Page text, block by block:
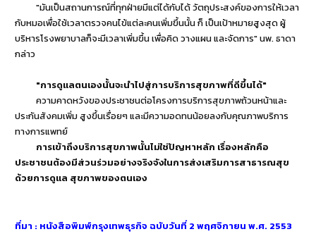
"มันเป็นสถานการณ์ที่ทุกฝ่ายมีแต่ได้กับได้ วัตถุประสงค์ของการให้เวลา
กับหมอเพื่อใช้เวลาตรวจคนไข้แต่ละคนเพิ่มขึ้นนั้น ก็ เป็นเป้าหมายสูงสุด ผู้
บริหารโรงพยาบาลก็จะมีเวลาเพิ่มขึ้น เพื่อคิด วางแผน และจัดการ" นพ. ธาดา
กล่าว
"การดูแลตนเองนั้นจะนำไปสู่การบริการสุขภาพที่ดีขึ้นได้"
ความคาดหวังของประชาชนต่อโครงการบริการสุขภาพถ้วนหน้าและ
ประกันสังคมเพิ่ม สูงขึ้นเรื่อยๆ และมีความอดทนน้อยลงกับคุณภาพบริการ
ทางการแพทย์
การเข้าถึงบริการสุขภาพนั้นไม่ใช่ปัญหาหลัก เรื่องหลักคือ
ประชาชนต้องมีส่วนร่วมอย่างจริงจังในการส่งเสริมการสาธารณสุข
ด้วยการดูแล สุขภาพของตนเอง
ที่มา : หนังสือพิมพ์กรุงเทพธุรกิจ ฉบับวันที่ 2 พฤศจิกายน พ.ศ. 2553